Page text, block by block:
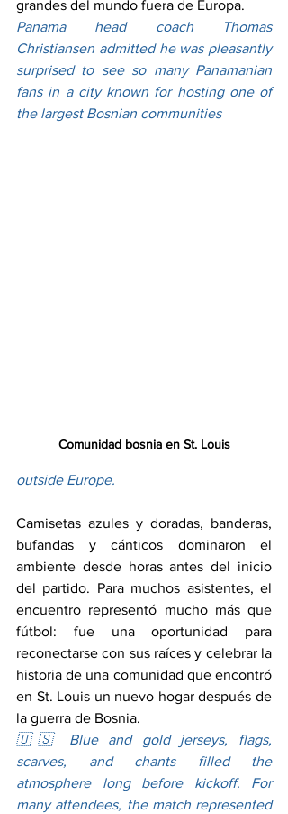
grandes del mundo fuera de Europa.
Panama head coach Thomas
Christiansen admitted he was pleasantly
surprised to see so many Panamanian
fans in a city known for hosting one of
the largest Bosnian communities
Comunidad bosnia en St. Louis
outside Europe.
Camisetas azules y doradas, banderas,
bufandas y cánticos dominaron el
ambiente desde horas antes del inicio
del partido. Para muchos asistentes, el
encuentro representó mucho más que
fútbol: fue una oportunidad para
reconectarse con sus raíces y celebrar la
historia de una comunidad que encontró
en St. Louis un nuevo hogar después de
la guerra de Bosnia.
🇺🇸 Blue and gold jerseys, flags,
scarves, and chants filled the
atmosphere long before kickoff. For
many attendees, the match represented